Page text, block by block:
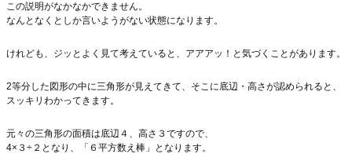
この説明がなかなかできません。
なんとなくとしか言いようがない状態になります。
けれども、ジッとよく見て考えていると、アアアッ！と気づくことがあります。
2等分した図形の中に三角形が見えてきて、そこに底辺・高さが認められると、
スッキリわかってきます。
元々の三角形の面積は底辺４、高さ３ですので、
4×３÷２となり、「６平方数え棒」となります。